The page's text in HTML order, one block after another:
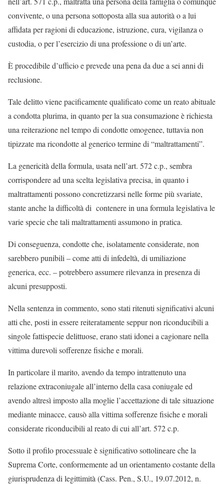
convivente, o una persona sottoposta alla sua autorità o a lui
affidata per ragioni di educazione, istruzione, cura, vigilanza o
custodia, o per l’esercizio di una professione o di un’arte.
È procedibile d’ufficio e prevede una pena da due a sei anni di
reclusione.
Tale delitto viene pacificamente qualificato come un reato abituale
a condotta plurima, in quanto per la sua consumazione è richiesta
una reiterazione nel tempo di condotte omogenee, tuttavia non
tipizzate ma ricondotte al generico termine di “maltrattamenti”.
La genericità della formula, usata nell’art. 572 c.p., sembra
corrispondere ad una scelta legislativa precisa, in quanto i
maltrattamenti possono concretizzarsi nelle forme più svariate,
stante anche la difficoltà di contenere in una formula legislativa le
varie specie che tali maltrattamenti assumono in pratica.
Di conseguenza, condotte che, isolatamente considerate, non
sarebbero punibili – come atti di infedeltà, di umiliazione
generica, ecc. – potrebbero assumere rilevanza in presenza di
alcuni presupposti.
Nella sentenza in commento, sono stati ritenuti significativi alcuni
atti che, posti in essere reiteratamente seppur non riconducibili a
singole fattispecie delittuose, erano stati idonei a cagionare nella
vittima durevoli sofferenze fisiche e morali.
In particolare il marito, avendo da tempo intrattenuto una
relazione extraconiugale all’interno della casa coniugale ed
avendo altresì imposto alla moglie l’accettazione di tale situazione
mediante minacce, causò alla vittima sofferenze fisiche e morali
considerate riconducibili al reato di cui all’art. 572 c.p.
Sotto il profilo processuale è significativo sottolineare che la
Suprema Corte, conformemente ad un orientamento costante della
giurisprudenza di legittimità (Cass. Pen., S.U., 19.07.2012, n.